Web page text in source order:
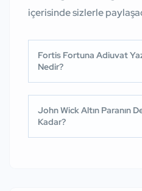
içerisinde sizlerle
Fortis Fortuna Adiuvat
Nedir?
John Wick Altın Paranın
Kadar?